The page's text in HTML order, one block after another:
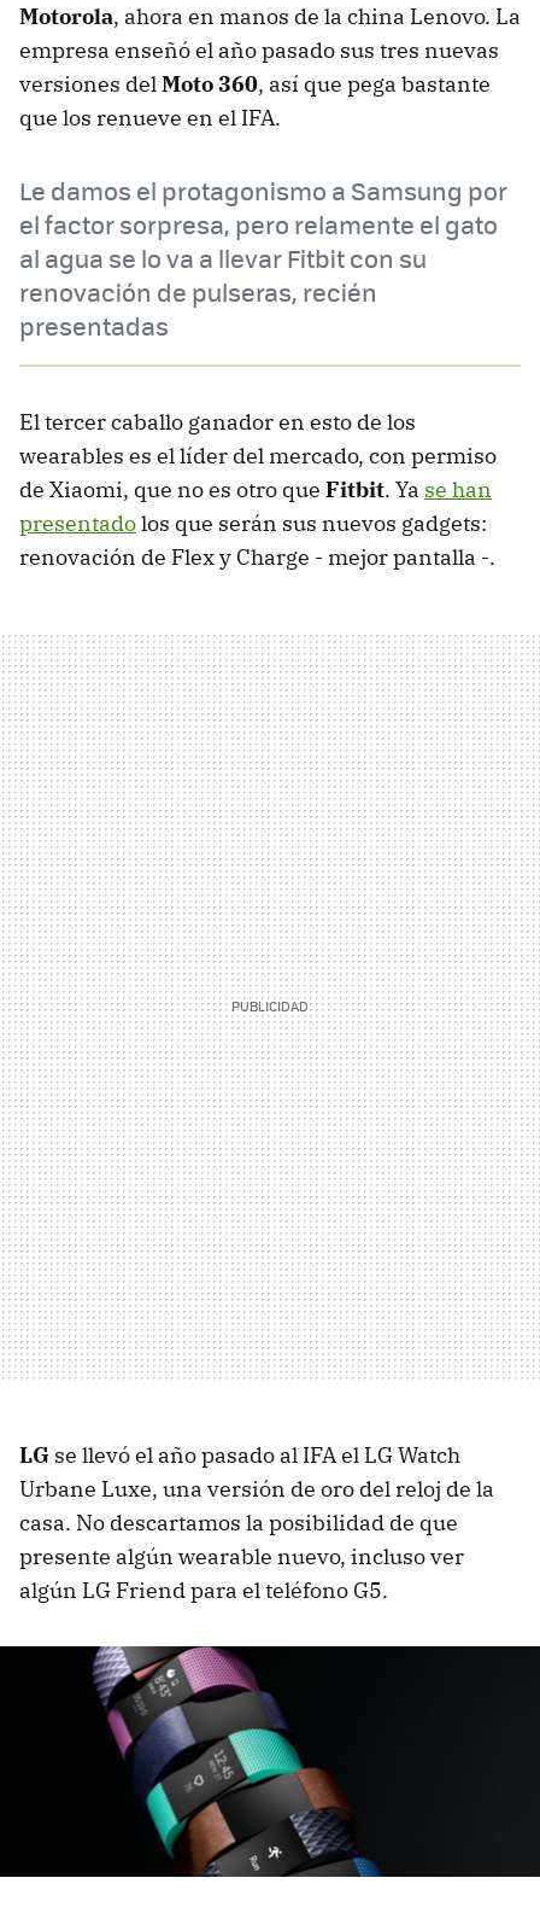
Motorola, ahora en manos de la china Lenovo. La
empresa enseñó el año pasado sus tres nuevas
versiones delMoto 360, así que pega bastante
que los renueve en el IFA.
Le damos el protagonismo a Samsung por
el factor sorpresa, pero relamente el gato
al agua se lo va a llevar Fitbit con su
renovación de pulseras, recién
presentadas
El tercer caballo ganador en esto de los
wearables es el líder del mercado, con permiso
de Xiaomi, que no es otro que Fitbit. Ya se han
presentadolos que serán sus nuevos gadgets:
renovación de Flex y Charge - mejor pantalla -.
LG se llevó el año pasado al IFA el LG Watch
Urbane Luxe, una versión de oro del reloj de la
casa. No descartamos la posibilidad de que
presente algún wearable nuevo, incluso ver
algún LG Friend para el teléfono G5.